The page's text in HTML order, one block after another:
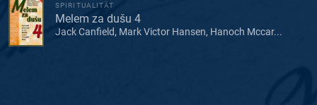
SPIRITUALITÄT
Melem za dušu 4
Jack Canfield, Mark Victor Hansen, Hanoch Mccar...